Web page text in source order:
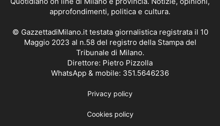
approfondimenti, politica e cultura.
© GazzettadiMilano.it testata giornalistica registrata il 10
Maggio 2023 al n.58 del registro della Stampa del
Tribunale di Milano.
Direttore: Pietro Pizzolla
WhatsApp & mobile: 351.5646236
Privacy policy
Cookies policy